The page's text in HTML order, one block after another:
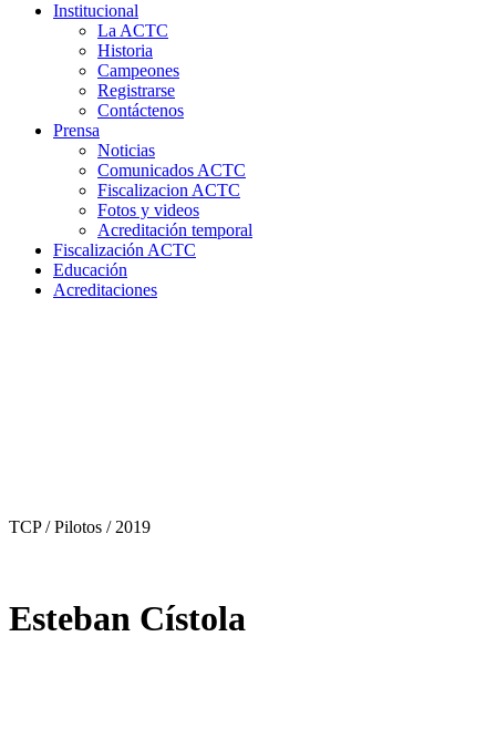
Institucional
La ACTC
Historia
Campeones
Registrarse
Contáctenos
Prensa
Noticias
Comunicados ACTC
Fiscalizacion ACTC
Fotos y videos
Acreditación temporal
Fiscalización ACTC
Educación
Acreditaciones
TCP / Pilotos / 2019
Esteban Cístola